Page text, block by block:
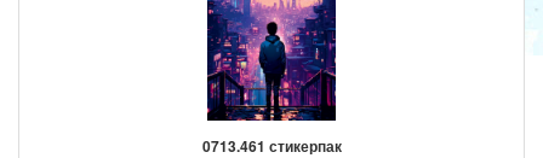
0713.461 стикерпак